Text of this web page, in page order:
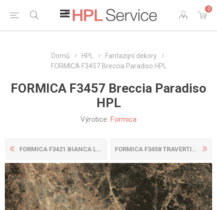
0
Domů HPL
Fantazijní dekory
FORMICA F3457 Breccia Paradiso HPL
FORMICA F3457 Breccia Paradiso
HPL
Výrobce: Formica
FORMICA F3421 BIANCA LUNA H... FORMICA F3458 TRAVERTINE SI...